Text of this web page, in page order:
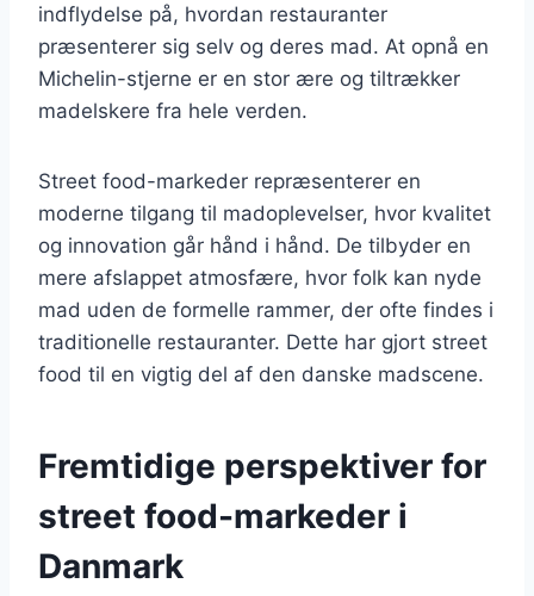
indflydelse på, hvordan restauranter
præsenterer sig selv og deres mad. At opnå en
Michelin-stjerne er en stor ære og tiltrækker
madelskere fra hele verden.
Street food-markeder repræsenterer en
moderne tilgang til madoplevelser, hvor kvalitet
og innovation går hånd i hånd. De tilbyder en
mere afslappet atmosfære, hvor folk kan nyde
mad uden de formelle rammer, der ofte findes i
traditionelle restauranter. Dette har gjort street
food til en vigtig del af den danske madscene.
Fremtidige perspektiver for
street food-markeder i
Danmark